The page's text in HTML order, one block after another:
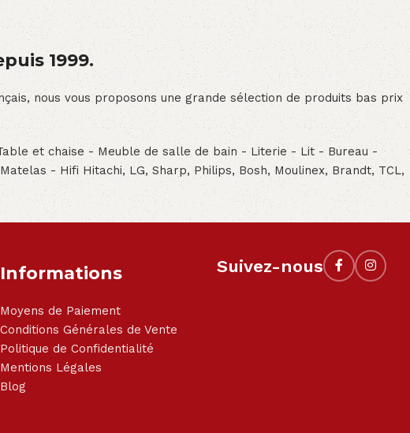
1999.
nous vous proposons une grande sélection de produits bas prix
et chaise - Meuble de salle de bain - Literie - Lit - Bureau -
- Hifi Hitachi, LG, Sharp, Philips, Bosh, Moulinex, Brandt, TCL,
Informations
Moyens de Paiement
Conditions Générales de Vente
Politique de Confidentialité
Mentions Légales
Blog
Suivez-nous